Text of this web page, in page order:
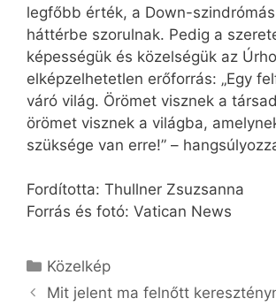
legfőbb érték, a Down-
háttérbe szorulnak. Pedig a
képességük és közelségük az
elképzelhetetlen erőforrás: „Egy
váró világ. Örömet visznek a
örömet visznek a világba,
szüksége van erre!” –
Fordította: Thullner Zsuzsanna
Forrás és fotó: Vatican News
Kategória
Közelkép
Mit jelent ma felnőtt